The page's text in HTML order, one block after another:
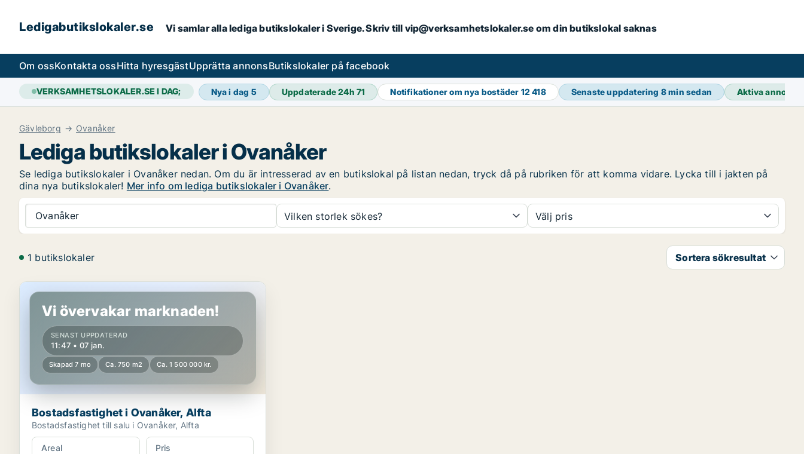
Ledigabutikslokaler.se Vi samlar alla lediga butikslokaler i Sverige. Skriv till vip@verksamhetslokaler.se om din butikslokal saknas
Om ossKontakta ossHitta hyresgästUpprätta annonsButikslokaler på facebook
VERKSAMHETSLOKALER.SE I DAG; Nya i dag 5 Uppdaterade 24h71 Notifikationer om nya bostäder 12 418 Senaste uppdatering 8 min sedan Aktiva
Gävleborg Ovanåker
Lediga butikslokaler i Ovanåker
Se lediga butikslokaler i Ovanåker nedan. Om du är intresserad av en butikslokal på listan nedan, tryck då på rubriken för att komma vidare. Lycka till i jakten på
dina nya butikslokaler! Mer info om lediga butikslokaler i Ovanåker.
Ovanåker Vilken storlek sökes? Välj pris
1 butikslokaler Sortera sökresultat
Bostadsfastighet i Ovanåker, Alfta
Vi övervakar marknaden!
SENAST UPPDATERAD
11:47 • 07 jan.
Skapad 7 mo Ca. 750 m2 Ca. 1 500 000 kr.
Bostadsfastighet i Ovanåker, Alfta
Bostadsfastighet till salu i Ovanåker, Alfta
Areal
Pris